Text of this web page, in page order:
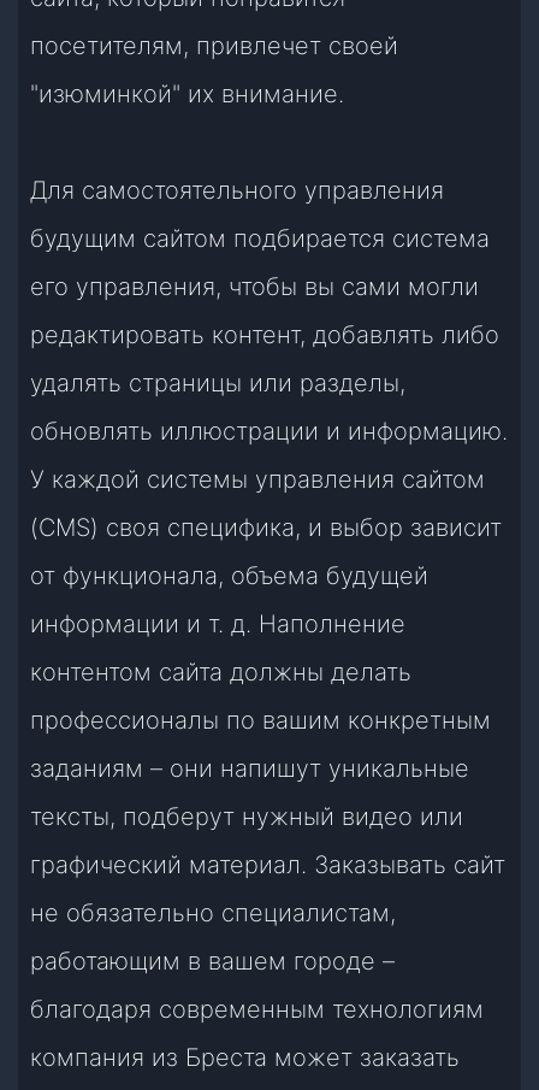
посетителям, привлечет своей
"изюминкой" их внимание.
Для самостоятельного управления
будущим сайтом подбирается система
его управления, чтобы вы сами могли
редактировать контент, добавлять либо
удалять страницы или разделы,
обновлять иллюстрации и информацию.
У каждой системы управления сайтом
(CMS) своя специфика, и выбор зависит
от функционала, объема будущей
информации и т. д. Наполнение
контентом сайта должны делать
профессионалы по вашим конкретным
заданиям – они напишут уникальные
тексты, подберут нужный видео или
графический материал. Заказывать сайт
не обязательно специалистам,
работающим в вашем городе –
благодаря современным технологиям
компания из Бреста может заказать